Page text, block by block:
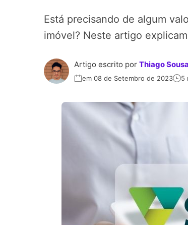
Está precisando de algum
imóvel? Neste artigo
Artigo escrito por Thiago Sousa
em 08 de Setembro de 2023 5